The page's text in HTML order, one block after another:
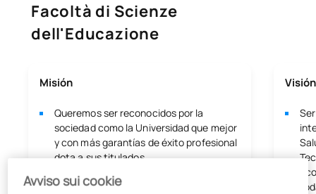
Facoltà di Scienze
dell'Educazione
Misión
Queremos ser reconocidos por la
sociedad como la Universidad que mejor
y con más garantías de éxito profesional
dota a sus titulados.
Por ser parte activa del ecosistema de
Visión
Avviso sui cookie